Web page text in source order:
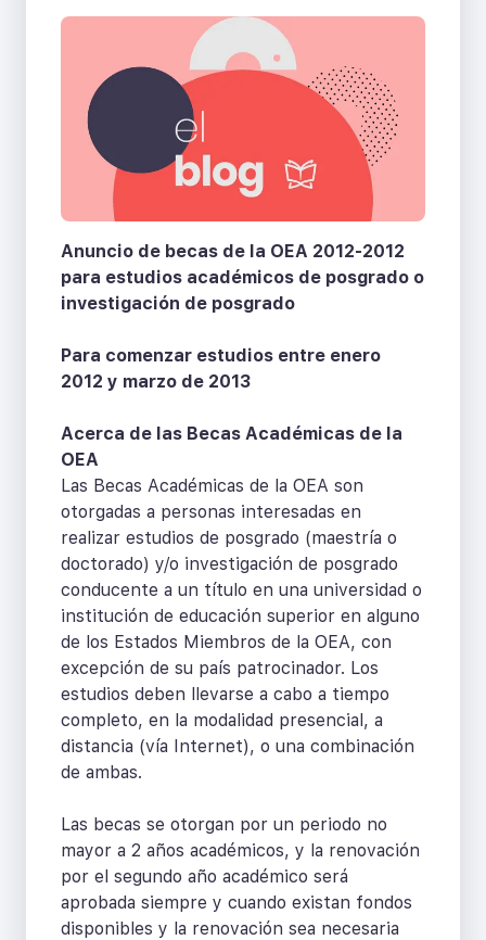
Anuncio de becas de la OEA 2012-2012
para estudios académicos de posgrado o
investigación de posgrado
Para comenzar estudios entre enero
2012 y marzo de 2013
Acerca de las Becas Académicas de la
OEA
Las Becas Académicas de la OEA son
otorgadas a personas interesadas en
realizar estudios de posgrado (maestría o
doctorado) y/o investigación de posgrado
conducente a un título en una universidad o
institución de educación superior en alguno
de los Estados Miembros de la OEA, con
excepción de su país patrocinador. Los
estudios deben llevarse a cabo a tiempo
completo, en la modalidad presencial, a
distancia (vía Internet), o una combinación
de ambas.
Las becas se otorgan por un periodo no
mayor a 2 años académicos, y la renovación
por el segundo año académico será
aprobada siempre y cuando existan fondos
disponibles y la renovación sea necesaria